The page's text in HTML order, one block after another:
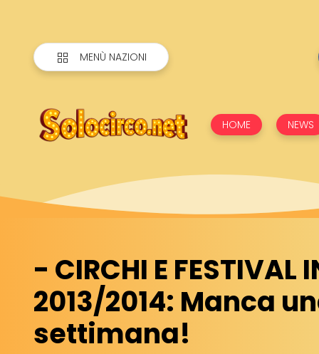
MENÙ NAZIONI
HOME NEWS
- CIRCHI E FESTIVAL
2013/2014: Manca
settimana!